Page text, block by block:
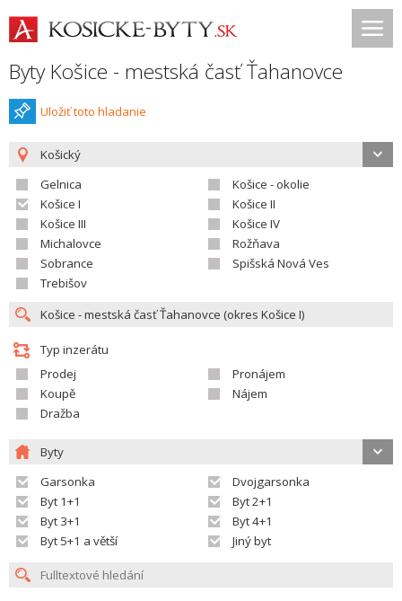
Byty Košice - mestská časť Ťahanovce
Uložiť toto hladanie
Košický
Gelnica
Košice - okolie
Košice I
Košice II
Košice III
Košice IV
Michalovce
Rožňava
Sobrance
Spišská Nová Ves
Trebišov
Typ inzerátu
Prodej
Pronájem
Koupě
Nájem
Dražba
Byty
Garsonka
Dvojgarsonka
Byt 1+1
Byt 2+1
Byt 3+1
Byt 4+1
Byt 5+1 a větší
Jiný byt